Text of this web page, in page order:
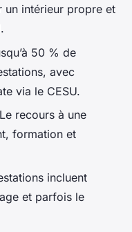
un intérieur propre et
50 % de
avec
via le CESU.
recours à une
formation et
incluent
et parfois le